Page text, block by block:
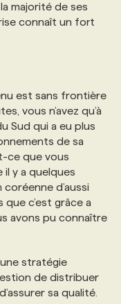
majorité de ses
connaît un fort
est sans frontière
vous n’avez qu’à
Sud qui a eu plus
de sa
ce que vous
y a quelques
coréenne d’aussi
c’est grâce a
avons pu connaître
stratégie
de distribuer
sa qualité.